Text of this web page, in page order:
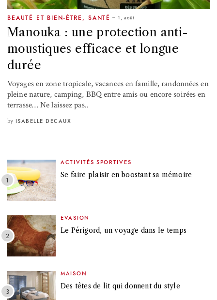
BEAUTÉ ET BIEN-ÊTRE SANTÉ 1, août
Manouka : une protection anti-
moustiques efficace et longue
durée
Voyages en zone tropicale, vacances en famille, randonnées en
pleine nature, camping, BBQ entre amis ou encore soirées en
terrasse… Ne laissez pas..
by ISABELLE DECAUX
ACTIVITÉS SPORTIVES
Se faire plaisir en boostant sa mémoire
EVASION
Le Périgord, un voyage dans le temps
MAISON
Des têtes de lit qui donnent du style